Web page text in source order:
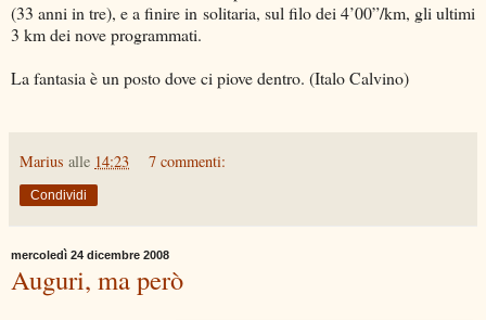
(33 anni in tre), e a finire in solitaria, sul filo dei 4’00”/km, gli ultimi
3 km dei nove programmati.
La fantasia è un posto dove ci piove dentro. (Italo Calvino)
Marius alle 14:23 7 commenti:
Condividi
mercoledì 24 dicembre 2008
Auguri, ma però